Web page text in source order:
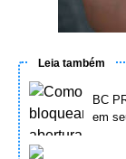
Leia também
BC
em